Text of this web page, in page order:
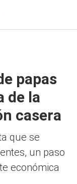
papas
de la
casera
que se
un paso
económica